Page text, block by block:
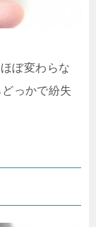
ぼ変わらな
っかで紛失